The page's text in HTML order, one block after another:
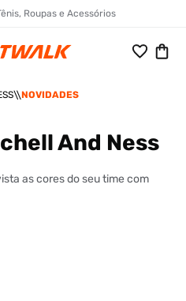
Roupas e Acessórios
NOVIDADES
And Ness
as cores do seu time com